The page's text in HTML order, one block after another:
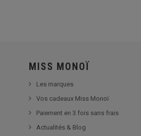
MISS MONOÏ
Les marques
Vos cadeaux Miss Monoï
Paiement en 3 fois sans frais
Actualités & Blog